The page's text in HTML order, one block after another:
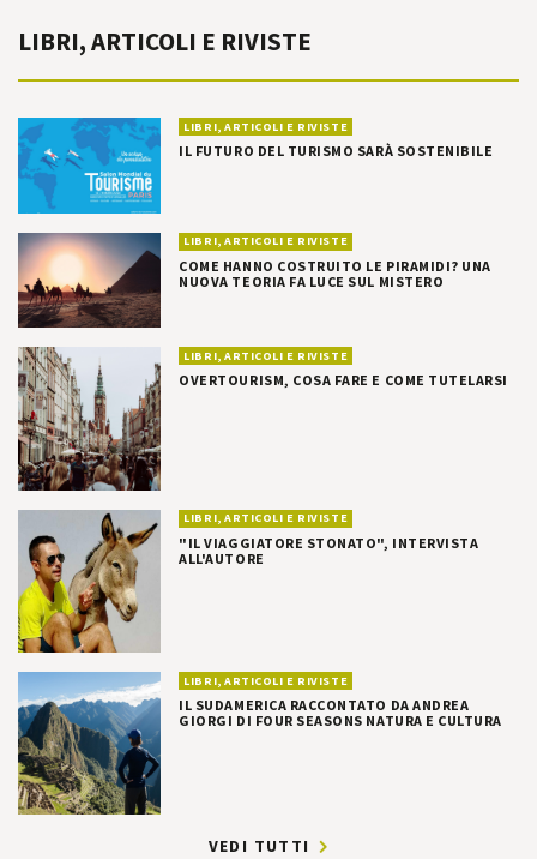
LIBRI, ARTICOLI E RIVISTE
LIBRI, ARTICOLI E RIVISTE
IL FUTURO DEL TURISMO SARÀ SOSTENIBILE
LIBRI, ARTICOLI E RIVISTE
COME HANNO COSTRUITO LE PIRAMIDI? UNA
NUOVA TEORIA FA LUCE SUL MISTERO
LIBRI, ARTICOLI E RIVISTE
OVERTOURISM, COSA FARE E COME TUTELARSI
LIBRI, ARTICOLI E RIVISTE
"IL VIAGGIATORE STONATO", INTERVISTA
ALL'AUTORE
LIBRI, ARTICOLI E RIVISTE
IL SUDAMERICA RACCONTATO DA ANDREA
GIORGI DI FOUR SEASONS NATURA E CULTURA
VEDI TUTTI